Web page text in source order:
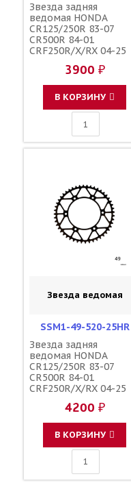
Звезда задняя
ведомая HONDA
CR125/250R 83-07
CR500R 84-01
CRF250R/X/RX 04-25
зубов 48 / DRC JTR210
1-3559-48 41202-KZ3-
3900 ₽
В КОРЗИНУ
Звезда ведомая
SSM1-49-520-25HR
Звезда задняя
ведомая HONDA
CR125/250R 83-07
CR500R 84-01
CRF250R/X/RX 04-25
зубов 49 / MRP JTR210
1-3559-49
4200 ₽
В КОРЗИНУ